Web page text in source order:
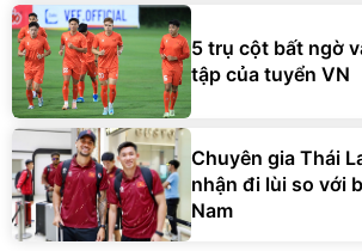
5 trụ cột bất ngờ
tập của tuyển VN
Chuyên gia Thái
nhận đi lùi so với
Nam